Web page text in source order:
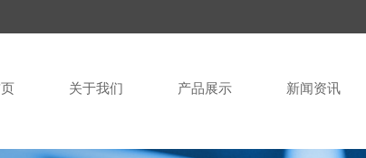
关于我们 产品展示 新闻资讯